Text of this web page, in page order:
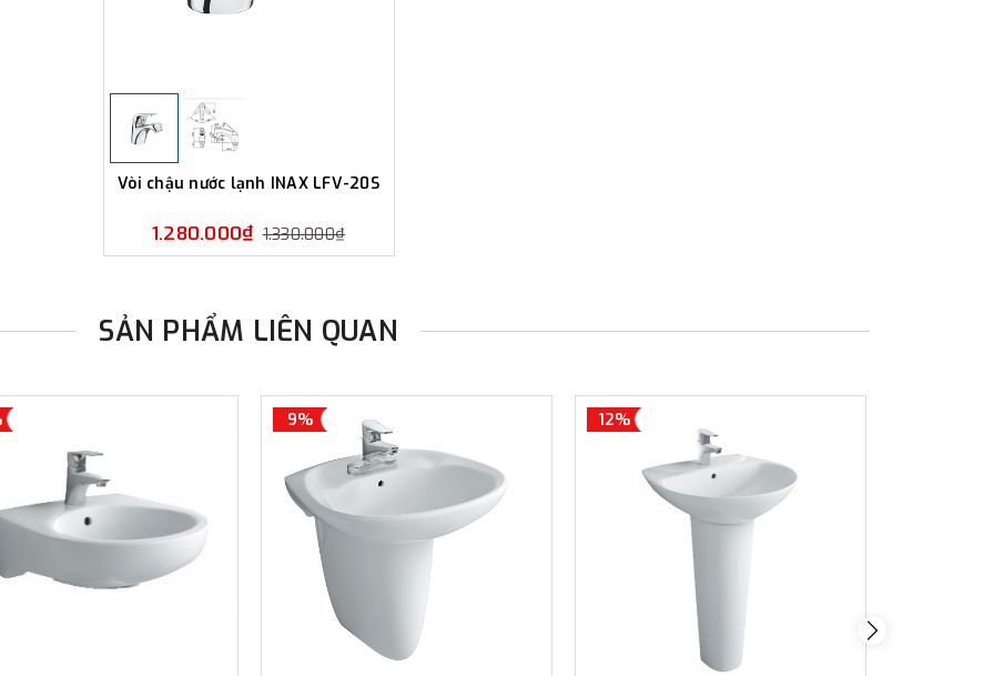
Vòi chậu nước lạnh INAX LFV-20S
1.280.000₫ 1.330.000₫
SẢN PHẨM LIÊN QUAN
9% 12%